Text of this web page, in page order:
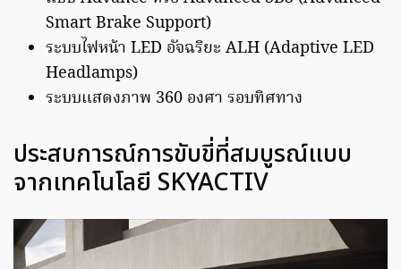
Smart Brake Support)
ระบบไฟหน้า LED อัจฉริยะ ALH (Adaptive LED
Headlamps)
ระบบแสดงภาพ 360 องศา รอบทิศทาง
ประสบการณ์การขับขี่ที่สมบูรณ์แบบ
จากเทคโนโลยี SKYACTIV